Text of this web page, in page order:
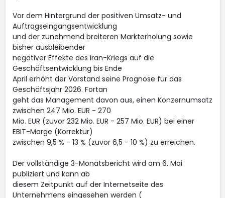
Vor dem Hintergrund der positiven Umsatz- und
Auftragseingangsentwicklung
und der zunehmend breiteren Markterholung sowie
bisher ausbleibender
negativer Effekte des Iran-Kriegs auf die
Geschäftsentwicklung bis Ende
April erhöht der Vorstand seine Prognose für das
Geschäftsjahr 2026. Fortan
geht das Management davon aus, einen Konzernumsatz
zwischen 247 Mio. EUR - 270
Mio. EUR (zuvor 232 Mio. EUR - 257 Mio. EUR) bei einer
EBIT-Marge (Korrektur)
zwischen 9,5 % - 13 % (zuvor 6,5 - 10 %) zu erreichen.
Der vollständige 3-Monatsbericht wird am 6. Mai
publiziert und kann ab
diesem Zeitpunkt auf der Internetseite des
Unternehmens eingesehen werden (